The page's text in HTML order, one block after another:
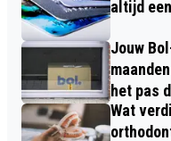
altijd
Jouw
het pas
Wat